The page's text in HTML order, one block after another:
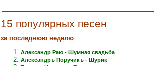
15 популярных песен
за последнюю неделю
Александр Раю - Шумная свадьба
Александръ Поручикъ - Шурик